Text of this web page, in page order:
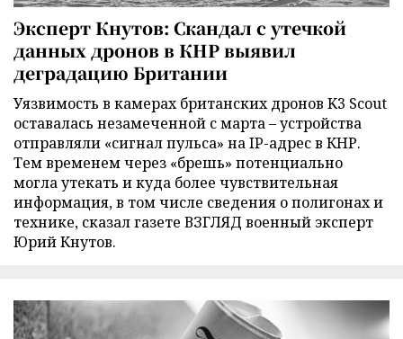
Эксперт Кнутов: Скандал с утечкой
данных дронов в КНР выявил
деградацию Британии
Уязвимость в камерах британских дронов K3 Scout
оставалась незамеченной с марта – устройства
отправляли «сигнал пульса» на IP-адрес в КНР.
Тем временем через «брешь» потенциально
могла утекать и куда более чувствительная
информация, в том числе сведения о полигонах и
технике, сказал газете ВЗГЛЯД военный эксперт
Юрий Кнутов.